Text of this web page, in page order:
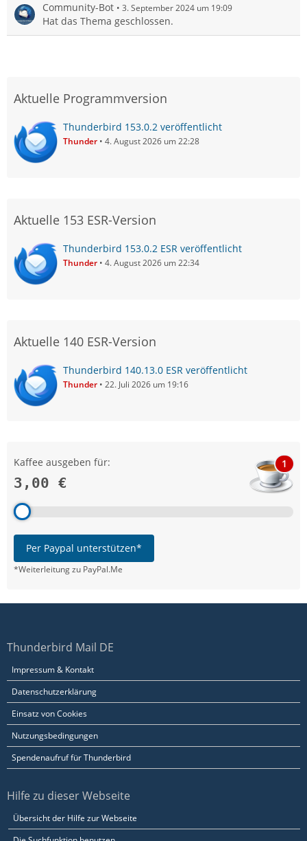
Community-Bot 3. September 2024 um 19:09
Hat das Thema geschlossen.
Aktuelle Programmversion
Thunderbird 153.0.2 veröffentlicht
Thunder 4. August 2026 um 22:28
Aktuelle 153 ESR-Version
Thunderbird 153.0.2 ESR veröffentlicht
Thunder 4. August 2026 um 22:34
Aktuelle 140 ESR-Version
Thunderbird 140.13.0 ESR veröffentlicht
Thunder 22. Juli 2026 um 19:16
Kaffee ausgeben für:
3,00 €
1
Per Paypal unterstützen*
*Weiterleitung zu PayPal.Me
Thunderbird Mail DE
Impressum & Kontakt
Datenschutzerklärung
Einsatz von Cookies
Nutzungsbedingungen
Spendenaufruf für Thunderbird
Hilfe zu dieser Webseite
Übersicht der Hilfe zur Webseite